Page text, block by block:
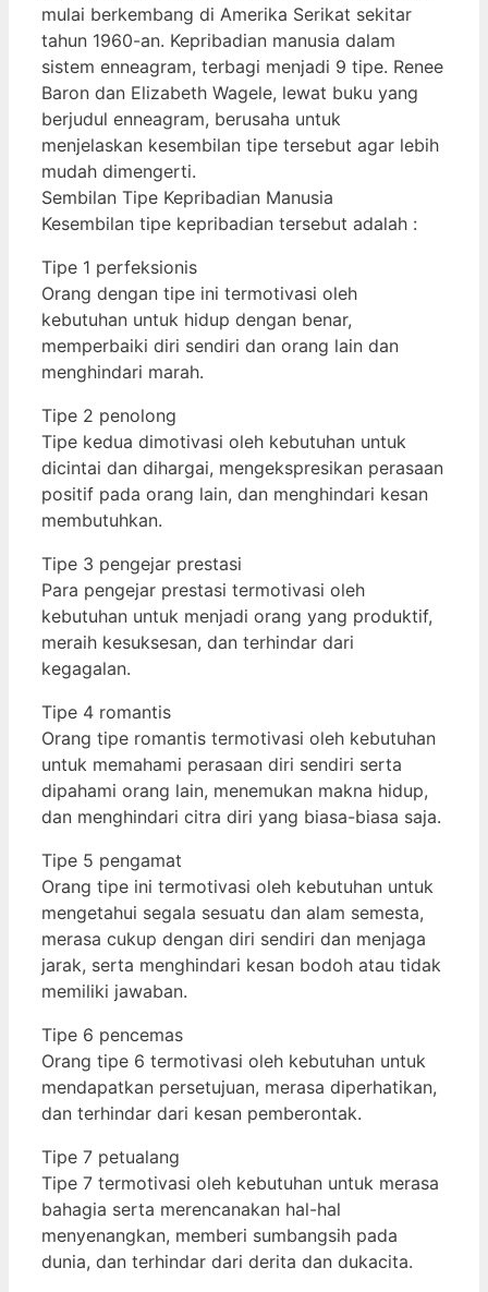
mulai berkembang di Amerika Serikat sekitar
tahun 1960-an. Kepribadian manusia dalam
sistem enneagram, terbagi menjadi 9 tipe. Renee
Baron dan Elizabeth Wagele, lewat buku yang
berjudul enneagram, berusaha untuk
menjelaskan kesembilan tipe tersebut agar lebih
mudah dimengerti.
Sembilan Tipe Kepribadian Manusia
Kesembilan tipe kepribadian tersebut adalah :
Tipe 1 perfeksionis
Orang dengan tipe ini termotivasi oleh
kebutuhan untuk hidup dengan benar,
memperbaiki diri sendiri dan orang lain dan
menghindari marah.
Tipe 2 penolong
Tipe kedua dimotivasi oleh kebutuhan untuk
dicintai dan dihargai, mengekspresikan perasaan
positif pada orang lain, dan menghindari kesan
membutuhkan.
Tipe 3 pengejar prestasi
Para pengejar prestasi termotivasi oleh
kebutuhan untuk menjadi orang yang produktif,
meraih kesuksesan, dan terhindar dari
kegagalan.
Tipe 4 romantis
Orang tipe romantis termotivasi oleh kebutuhan
untuk memahami perasaan diri sendiri serta
dipahami orang lain, menemukan makna hidup,
dan menghindari citra diri yang biasa-biasa saja.
Tipe 5 pengamat
Orang tipe ini termotivasi oleh kebutuhan untuk
mengetahui segala sesuatu dan alam semesta,
merasa cukup dengan diri sendiri dan menjaga
jarak, serta menghindari kesan bodoh atau tidak
memiliki jawaban.
Tipe 6 pencemas
Orang tipe 6 termotivasi oleh kebutuhan untuk
mendapatkan persetujuan, merasa diperhatikan,
dan terhindar dari kesan pemberontak.
Tipe 7 petualang
Tipe 7 termotivasi oleh kebutuhan untuk merasa
bahagia serta merencanakan hal-hal
menyenangkan, memberi sumbangsih pada
dunia, dan terhindar dari derita dan dukacita.